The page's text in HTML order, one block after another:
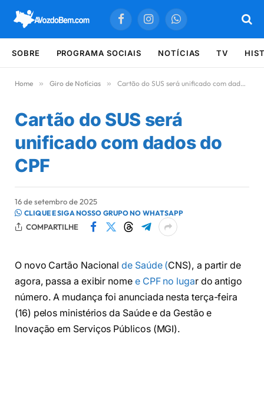
FacebookInstagramWhatsApp
SOBRE PROGRAMA SOCIAIS NOTÍCIAS TV
Home » Giro de Notícias » Cartão do SUS será unificado com dados do CPF
Cartão do SUS será
unificado com dados do
CPF
16 de setembro de 2025
CLIQUE E SIGA NOSSO GRUPO NO WHATSAPP
COMPARTILHE
O novo Cartão Nacionalde Saúde (CNS), a partir de
agora, passa a exibir nome e CPF no lugar do antigo
número. A mudança foi anunciada nesta terça-feira
(16) pelos ministérios da Saúde e da Gestão e
Inovação em Serviços Públicos (MGI).